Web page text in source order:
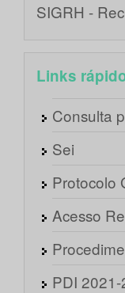
SIGRH -
Links
Consulta
Sei
Protocolo
Acesso
PDI